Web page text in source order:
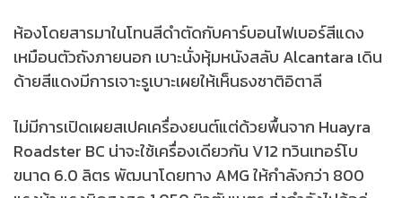
ห้องโดยสารมาในโทนสีดำตัดกับคาร์บอนไฟเบอร์สีแดง
เหมือนตัวถังภายนอก เบาะนั่งหุ้มหนังสลับ Alcantara เดิน
ด้ายสีแดงมีการเจาะรูเบาะเผยให้เห็นธงชาติอิตาลี
ไม่มีการเปิดเผยสเปคเครื่องยนต์แต่ด้วยพื้นจาก Huayra
Roadster BC น่าจะใช้เครื่องเดียวกัน V12 ทวินเทอร์โบ
ขนาด 6.0 ลิตร พัฒนาโดยทาง AMG ให้กำลังกว่า 800